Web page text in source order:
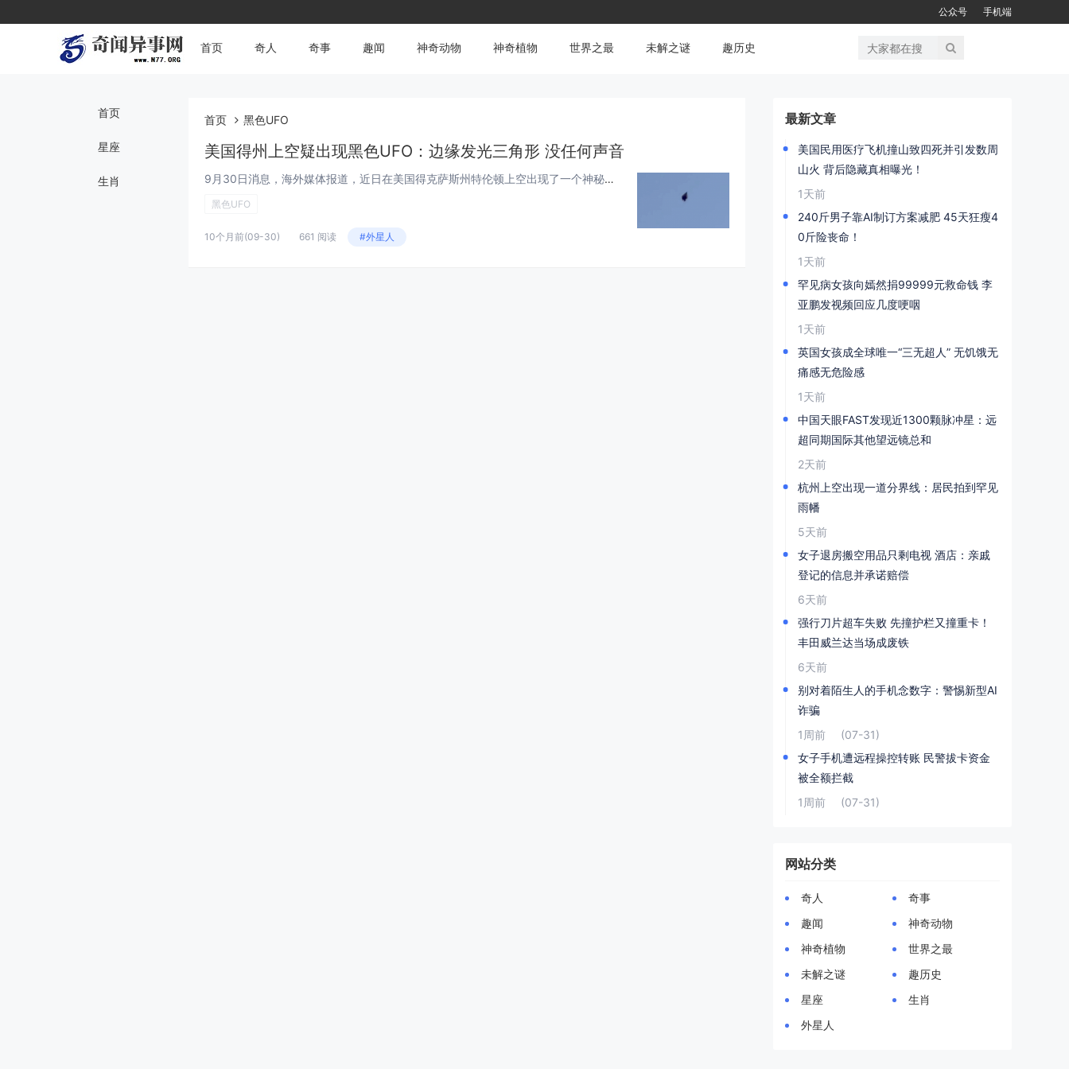
公众号 手机端
首页 奇人 奇事 趣闻 神奇动物 神奇植物 世界之最 未解之谜 趣历史
首页
星座
生肖
首页 黑色UFO
美国得州上空疑出现黑色UFO：边缘发光三角形 没任何声音
9月30日消息，海外媒体报道，近日在美国得克萨斯州特伦顿上空出现了一个神秘的黑色三角飞行物。报道指出，事件发生于当地时间9月8日，两名当地居民发现一个黑色金字塔形物体向东移动，持续大约2分钟。目击者通过手机放大镜头拍摄到清晰画面，物体呈青铜...
黑色UFO
10个月前(09-30) 661 阅读 #外星人
最新文章
美国民用医疗飞机撞山致四死并引发数周
山火 背后隐藏真相曝光！
1天前
240斤男子靠AI制订方案减肥 45天狂瘦4
0斤险丧命！
1天前
罕见病女孩向嫣然捐99999元救命钱 李
亚鹏发视频回应几度哽咽
1天前
英国女孩成全球唯一“三无超人” 无饥饿无
痛感无危险感
1天前
中国天眼FAST发现近1300颗脉冲星：远
超同期国际其他望远镜总和
2天前
杭州上空出现一道分界线：居民拍到罕见
雨幡
5天前
女子退房搬空用品只剩电视 酒店：亲戚
登记的信息并承诺赔偿
6天前
强行刀片超车失败 先撞护栏又撞重卡！
丰田威兰达当场成废铁
6天前
别对着陌生人的手机念数字：警惕新型AI
诈骗
1周前
(07-31)
女子手机遭远程操控转账 民警拔卡资金
被全额拦截
1周前
(07-31)
网站分类
奇人
奇事
趣闻
神奇动物
神奇植物
世界之最
未解之谜
趣历史
星座
生肖
外星人